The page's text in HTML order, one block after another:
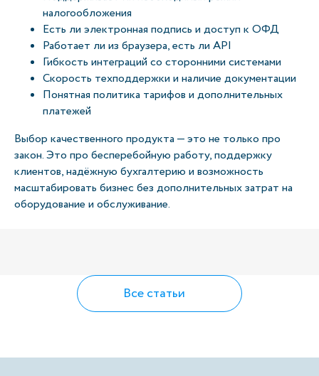
налогообложения
Есть ли электронная подпись и доступ к ОФД
Работает ли из браузера, есть ли API
Гибкость интеграций со сторонними системами
Скорость техподдержки и наличие документации
Понятная политика тарифов и дополнительных
платежей
Выбор качественного продукта — это не только про
закон. Это про бесперебойную работу, поддержку
клиентов, надёжную бухгалтерию и возможность
масштабировать бизнес без дополнительных затрат на
оборудование и обслуживание.
Все статьи